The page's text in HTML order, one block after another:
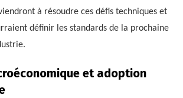
à résoudre ces défis techniques et
définir les standards de la prochaine
et adoption